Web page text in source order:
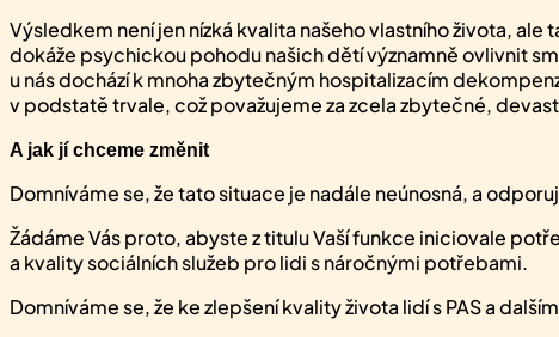
Výsledkem není jen nízká kvalita našeho vlastního života,
dokáže psychickou pohodu našich dětí významně ovlivnit
u nás dochází k mnoha zbytečným hospitalizacím
v podstatě trvale, což považujeme za zcela zbytečné,
A jak jí chceme změnit
Domníváme se, že tato situace je nadále neúnosná, a
Žádáme Vás proto, abyste z titulu Vaší funkce iniciovale
a kvality sociálních služeb pro lidi s náročnými potřebami.
Domníváme se, že ke zlepšení kvality života lidí s PAS a